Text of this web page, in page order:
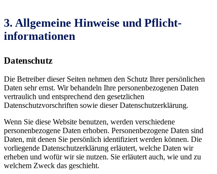
3. Allgemeine Hinweise und Pflicht­
informationen
Datenschutz
Die Betreiber dieser Seiten nehmen den Schutz Ihrer persönlichen
Daten sehr ernst. Wir behandeln Ihre personenbezogenen Daten
vertraulich und entsprechend den gesetzlichen
Datenschutzvorschriften sowie dieser Datenschutzerklärung.
Wenn Sie diese Website benutzen, werden verschiedene
personenbezogene Daten erhoben. Personenbezogene Daten sind
Daten, mit denen Sie persönlich identifiziert werden können. Die
vorliegende Datenschutzerklärung erläutert, welche Daten wir
erheben und wofür wir sie nutzen. Sie erläutert auch, wie und zu
welchem Zweck das geschieht.